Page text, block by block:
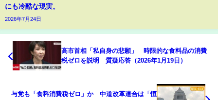
にも冷酷な現実。
2026年7月24日
高市首相「私自身の悲願」 時限的な食料品の消費
税ゼロを説明 質疑応答（2026年1月19日）
与党も「食料消費税ゼロ」か 中道改革連合は「恒